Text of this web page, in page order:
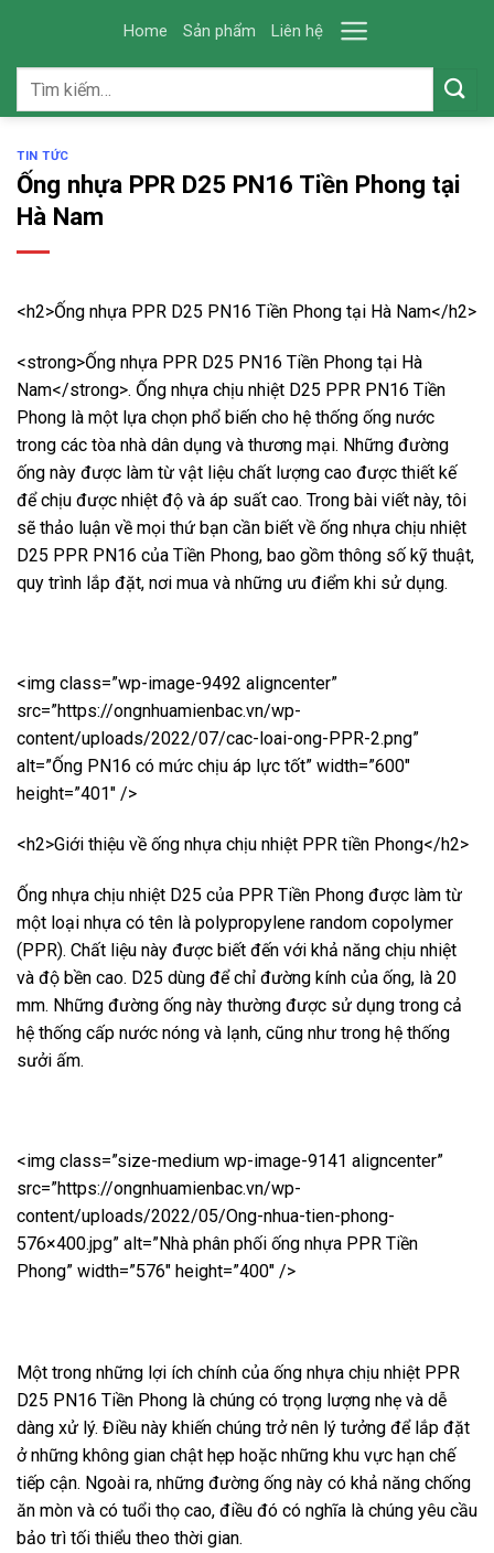
content
Home Sản phẩm Liên hệ
Tìm
TIN TỨC
Ống nhựa PPR D25 PN16 Tiền Phong tại
Hà Nam
<h2>Ống nhựa PPR D25 PN16 Tiền Phong tại Hà Nam</h2>
<strong>Ống nhựa PPR D25 PN16 Tiền Phong tại Hà
Nam</strong>. Ống nhựa chịu nhiệt D25 PPR PN16 Tiền
Phong là một lựa chọn phổ biến cho hệ thống ống nước
trong các tòa nhà dân dụng và thương mại. Những đường
ống này được làm từ vật liệu chất lượng cao được thiết kế
để chịu được nhiệt độ và áp suất cao. Trong bài viết này, tôi
sẽ thảo luận về mọi thứ bạn cần biết về ống nhựa chịu nhiệt
D25 PPR PN16 của Tiền Phong, bao gồm thông số kỹ thuật,
quy trình lắp đặt, nơi mua và những ưu điểm khi sử dụng.
<img class=”wp-image-9492 aligncenter”
src=”https://ongnhuamienbac.vn/wp-
content/uploads/2022/07/cac-loai-ong-PPR-2.png”
alt=”Ống PN16 có mức chịu áp lực tốt” width=”600″
height=”401″ />
<h2>Giới thiệu về ống nhựa chịu nhiệt PPR tiền Phong</h2>
Ống nhựa chịu nhiệt D25 của PPR Tiền Phong được làm từ
một loại nhựa có tên là polypropylene random copolymer
(PPR). Chất liệu này được biết đến với khả năng chịu nhiệt
và độ bền cao. D25 dùng để chỉ đường kính của ống, là 20
mm. Những đường ống này thường được sử dụng trong cả
hệ thống cấp nước nóng và lạnh, cũng như trong hệ thống
sưởi ấm.
<img class=”size-medium wp-image-9141 aligncenter”
src=”https://ongnhuamienbac.vn/wp-
content/uploads/2022/05/Ong-nhua-tien-phong-
576×400.jpg” alt=”Nhà phân phối ống nhựa PPR Tiền
Phong” width=”576″ height=”400″ />
Một trong những lợi ích chính của ống nhựa chịu nhiệt PPR
D25 PN16 Tiền Phong là chúng có trọng lượng nhẹ và dễ
dàng xử lý. Điều này khiến chúng trở nên lý tưởng để lắp đặt
ở những không gian chật hẹp hoặc những khu vực hạn chế
tiếp cận. Ngoài ra, những đường ống này có khả năng chống
ăn mòn và có tuổi thọ cao, điều đó có nghĩa là chúng yêu cầu
bảo trì tối thiểu theo thời gian.